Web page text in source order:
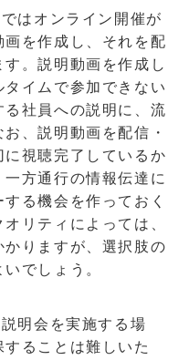
はオンライン開催が
を作成し、それを配
。説明動画を作成し
イムで参加できない
社員への説明に、流
、説明動画を配信・
視聴完了しているか
方通行の情報伝達に
る機会を作っておく
リティによっては、
りますが、選択肢の
でしょう。
明会を実施する場
ることは難しいた